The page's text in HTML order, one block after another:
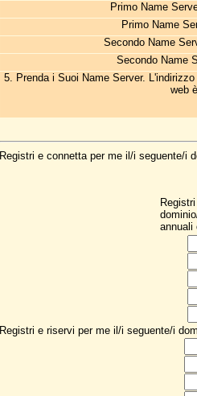
Primo Name
Primo Name
Secondo Name
Secondo Name
5. Prenda i Suoi Name Server.
web
Registri e connetta per me il/i seguente/i
annuali
Registri e riservi per me il/i seguente/i